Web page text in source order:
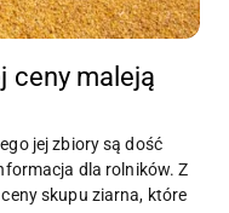
ceny maleją
jej zbiory są dość
dla rolników. Z
skupu ziarna, które